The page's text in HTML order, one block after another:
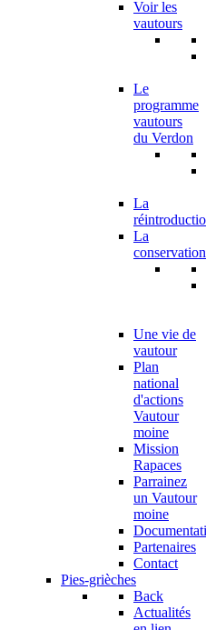
Voir les
vautours
Le
programme
vautours
du Verdon
La
La
conservation
Une vie de
vautour
Plan
national
d'actions
Vautour
moine
Mission
Rapaces
Parrainez
un Vautour
moine
Partenaires
Contact
Pies-grièches
Back
Actualités